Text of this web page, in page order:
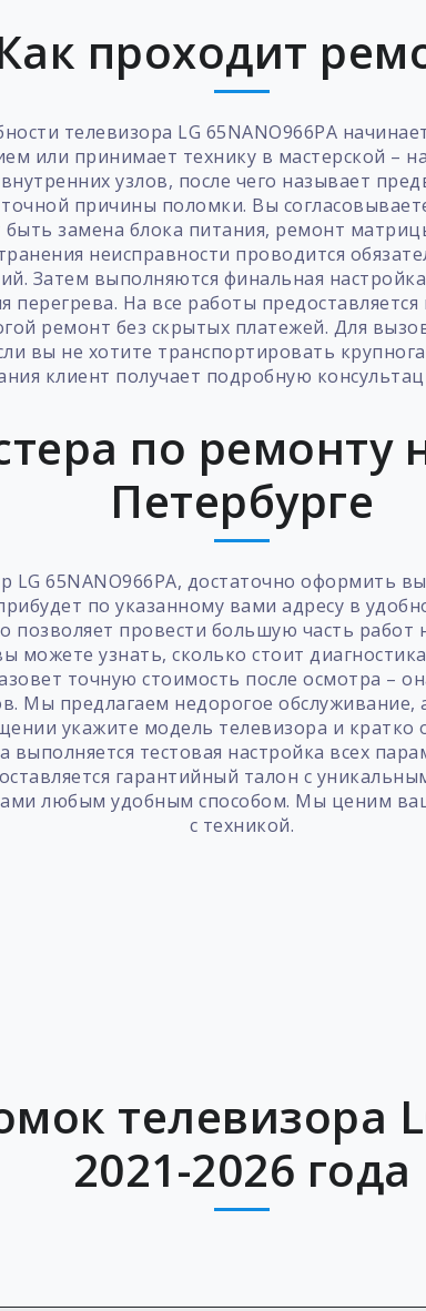
проходит
телевизора LG 65NANO966PA
или принимает технику в мастерской –
узлов, после чего называет
причины поломки. Вы
замена блока питания, ремонт
неисправности проводится
Затем выполняются финальная
На все работы
ремонт без скрытых платежей. Для
вы не хотите транспортировать
клиент получает подробную
по ремонту
Петербурге
65NANO966PA, достаточно оформить
по указанному вами адресу в
позволяет провести большую часть
можете узнать, сколько стоит
точную стоимость после осмотра –
Мы предлагаем недорогое
укажите модель телевизора и
тестовая настройка всех
гарантийный талон с
любым удобным способом. Мы ценим
с техникой.
телевизора
2021-2026 года